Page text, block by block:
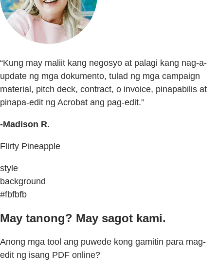
“Kung may maliit kang negosyo at palagi kang nag-a-
update ng mga dokumento, tulad ng mga campaign
material, pitch deck, contract, o invoice, pinapabilis at
pinapa-edit ng Acrobat ang pag-edit.”
-Madison R.
Flirty Pineapple
style
background
#fbfbfb
May tanong? May sagot kami.
Anong mga tool ang puwede kong gamitin para mag-
edit ng isang PDF online?